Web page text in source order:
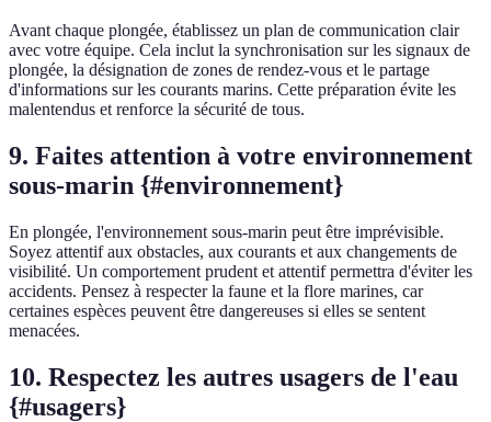
Avant chaque plongée, établissez un plan de communication clair
avec votre équipe. Cela inclut la synchronisation sur les signaux de
plongée, la désignation de zones de rendez-vous et le partage
d'informations sur les courants marins. Cette préparation évite les
malentendus et renforce la sécurité de tous.
9. Faites attention à votre environnement
sous-marin {#environnement}
En plongée, l'environnement sous-marin peut être imprévisible.
Soyez attentif aux obstacles, aux courants et aux changements de
visibilité. Un comportement prudent et attentif permettra d'éviter les
accidents. Pensez à respecter la faune et la flore marines, car
certaines espèces peuvent être dangereuses si elles se sentent
menacées.
10. Respectez les autres usagers de l'eau
{#usagers}